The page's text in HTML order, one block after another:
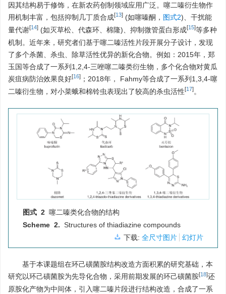
因其结构易于修饰，在新农药创制领域应用广泛。噻二嗪衍生物作
用机制丰富，包括抑制几丁质合成[13] (如噻嗪酮， 图式2)、干扰能
量代谢[14] (如灭草松、代森环、棉隆)、抑制微管蛋白形成[15]等多种
机制。近年来，研究者们基于噻二嗪活性片段开展分子设计，发现
了多个杀菌、杀虫、除草活性优异的新化合物。例如：2015年，郑
玉国等合成了一系列1,2,4-三唑噻二嗪类衍生物，多个化合物对黄瓜
炭疽病防治效果良好[16] ；2018年， Fahmy等合成了一系列1,3,4-噻
二嗪衍生物，对小菜蛾和棉铃虫表现出了较高的杀虫活性[17] 。
图式 2 噻二嗪类化合物的结构
Scheme 2. Structures of thiadiazine compounds
下载: 全尺寸图片 幻灯片
基于本课题组在环己磺菌胺结构改造方面积累的研究基础，本
研究以环己磺菌胺为先导化合物，采用前期发展的环己磺菌胺[18]还
原胺化产物为中间体，引入噻二嗪片段进行结构改造，合成了一系